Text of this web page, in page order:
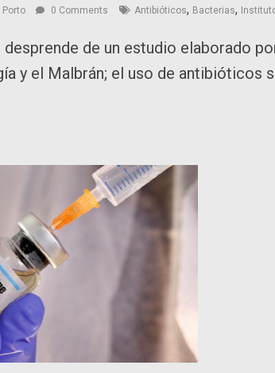
Porto 0 Comments Antibióticos, Bacterias,
desprende de un estudio elaborado
y el Malbrán; el uso de antibióticos